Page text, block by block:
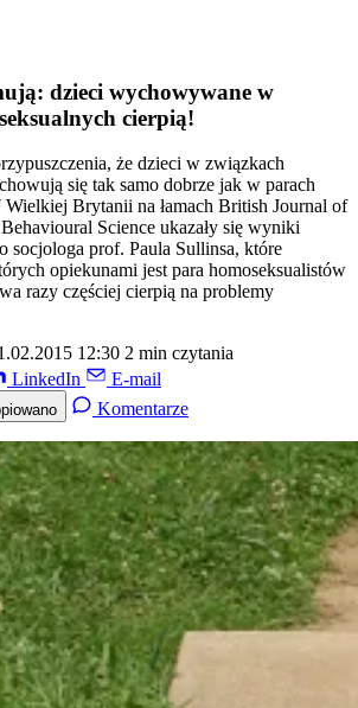
dzieci wychowywane w
cierpią!
że dzieci w związkach
się tak samo dobrze jak w parach
Wielkiej Brytanii na łamach British Journal of
Science ukazały się wyniki
socjologa prof. Paula Sullinsa, które
opiekunami jest para homoseksualistów
razy częściej cierpią na problemy
12:30 2 min czytania
LinkedIn E-mail
Komentarze